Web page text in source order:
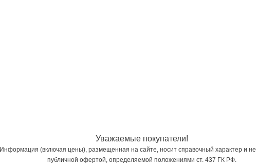
Уважаемые покупатели!
Информация (включая цены), размещенная на сайте, носит справочный характер и не
публичной офертой, определяемой положениями ст. 437 ГК РФ.